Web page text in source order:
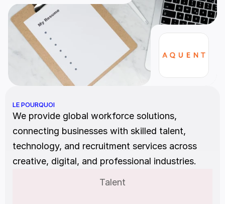
LE POURQUOI
We provide global workforce solutions,
connecting businesses with skilled talent,
technology, and recruitment services across
creative, digital, and professional industries.
Talent